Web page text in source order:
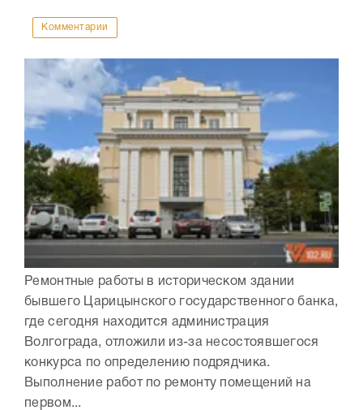
Комментарии
Ремонтные работы в историческом здании
бывшего Царицынского государственного банка,
где сегодня находится администрация
Волгограда, отложили из-за несостоявшегося
конкурса по определению подрядчика.
Выполнение работ по ремонту помещений на
первом...